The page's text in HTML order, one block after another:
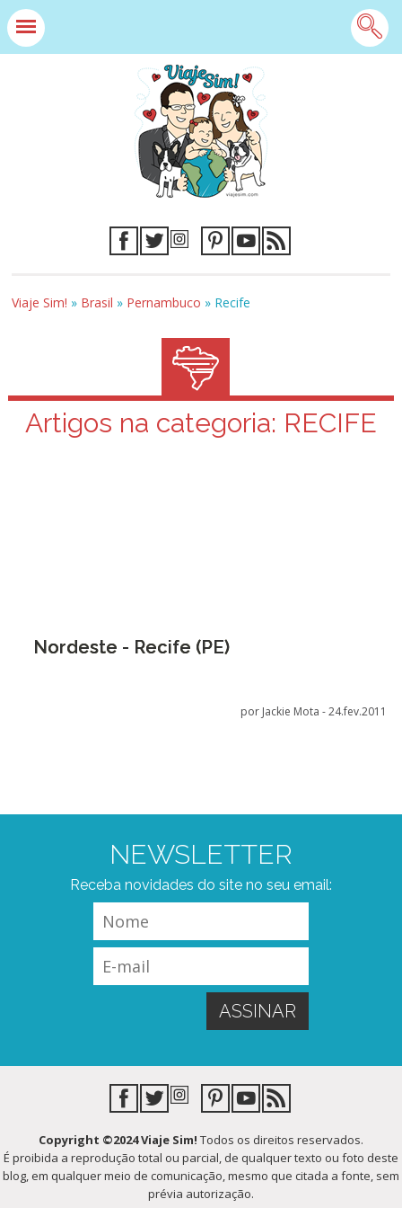
Viaje Sim! » Brasil » Pernambuco » Recife
Artigos na categoria: RECIFE
Nordeste - Recife (PE)
por Jackie Mota -24.fev.2011
NEWSLETTER
Receba novidades do site no seu email:
Copyright ©2024 Viaje Sim! Todos os direitos reservados.
É proibida a reprodução total ou parcial, de qualquer texto ou foto deste
blog, em qualquer meio de comunicação, mesmo que citada a fonte, sem
prévia autorização.